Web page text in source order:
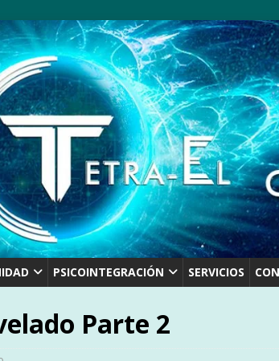
PSICOINTEGRACIÓN SERVICIOS
Parte 2